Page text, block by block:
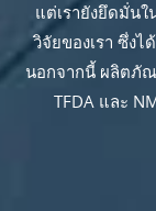
แต่เรายังยึดมั่น
วิจัยของเรา ซึ่ง
นอกจากนี้ ผลิตภัณ
TFDA และ